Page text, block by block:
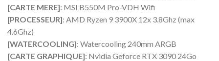
[CARTE MERE]: MSI B550M Pro-VDH Wifi
[PROCESSEUR]: AMD Ryzen 9 3900X 12x 3.8Ghz (max
4.6Ghz)
[WATERCOOLING]: Watercooling 240mm ARGB
[CARTE GRAPHIQUE]: Nvidia Geforce RTX 3090 24Go